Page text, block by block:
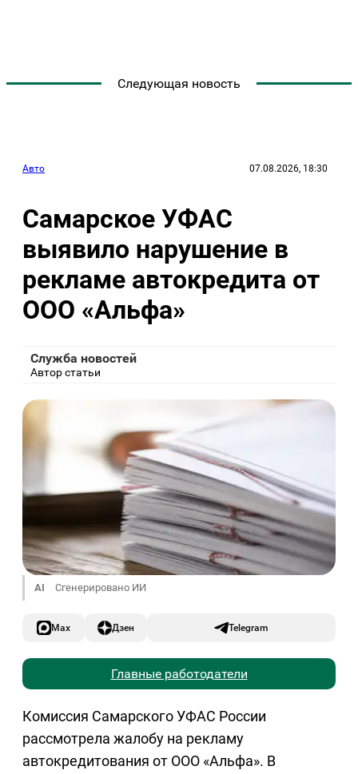
Следующая новость
Авто 07.08.2026, 18:30
Самарское УФАС
выявило нарушение в
рекламе автокредита от
ООО «Альфа»
Служба новостей
Автор статьи
AI Сгенерировано ИИ
Max Дзен Telegram
Главные работодатели
Комиссия Самарского УФАС России
рассмотрела жалобу на рекламу
автокредитования от ООО «Альфа». В